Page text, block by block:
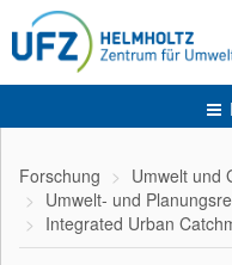
Forschung
Umwelt und
Umwelt- und
Integrated Urban